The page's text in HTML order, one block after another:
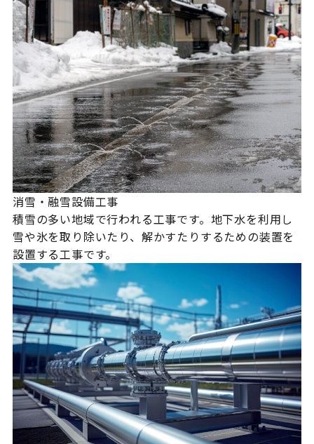
消雪・融雪設備工事
積雪の多い地域で行われる工事です。地下水を利用し
雪や氷を取り除いたり、解かすたりするための装置を
設置する工事です。